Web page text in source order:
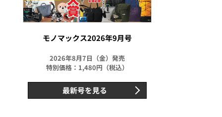
モノマックス2026年9月号
2026年8月7日（金）発売
特別価格：1,480円（税込）
最新号を見る